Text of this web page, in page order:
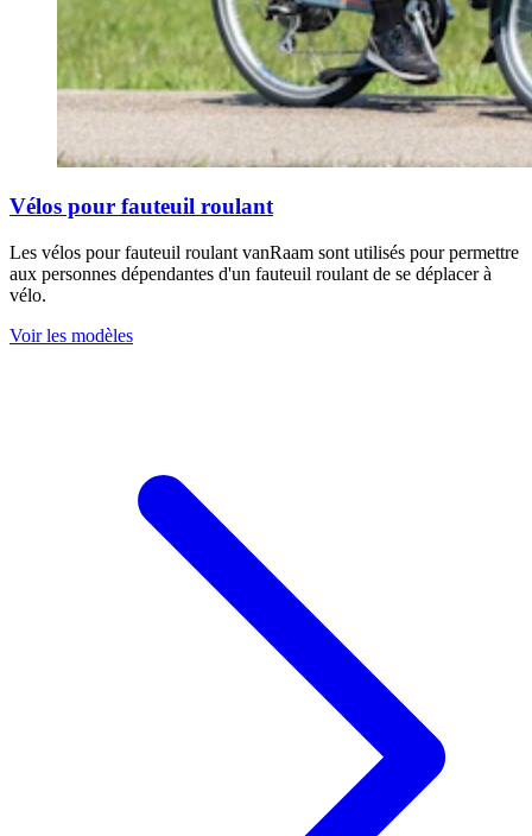
Vélos pour fauteuil roulant
Les vélos pour fauteuil roulant vanRaam sont utilisés pour permettre
aux personnes dépendantes d'un fauteuil roulant de se déplacer à
vélo.
Voir les modèles